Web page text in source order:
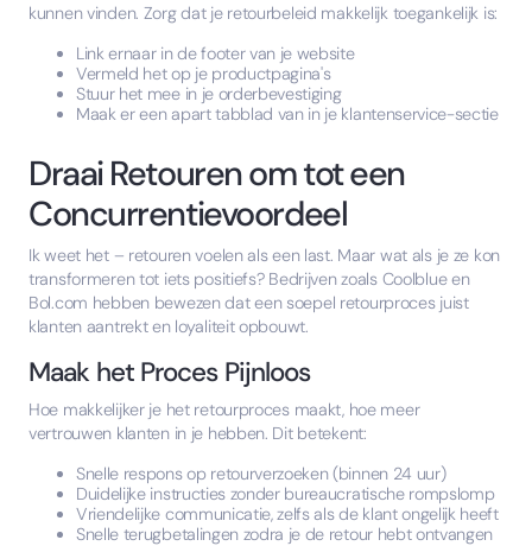
kunnen vinden. Zorg dat je retourbeleid makkelijk toegankelijk is:
Link ernaar in de footer van je website
Vermeld het op je productpagina's
Stuur het mee in je orderbevestiging
Maak er een apart tabblad van in je klantenservice-sectie
Draai Retouren om tot een
Concurrentievoordeel
Ik weet het – retouren voelen als een last. Maar wat als je ze kon
transformeren tot iets positiefs? Bedrijven zoals Coolblue en
Bol.com hebben bewezen dat een soepel retourproces juist
klanten aantrekt en loyaliteit opbouwt.
Maak het Proces Pijnloos
Hoe makkelijker je het retourproces maakt, hoe meer
vertrouwen klanten in je hebben. Dit betekent:
Snelle respons op retourverzoeken (binnen 24 uur)
Duidelijke instructies zonder bureaucratische rompslomp
Vriendelijke communicatie, zelfs als de klant ongelijk heeft
Snelle terugbetalingen zodra je de retour hebt ontvangen